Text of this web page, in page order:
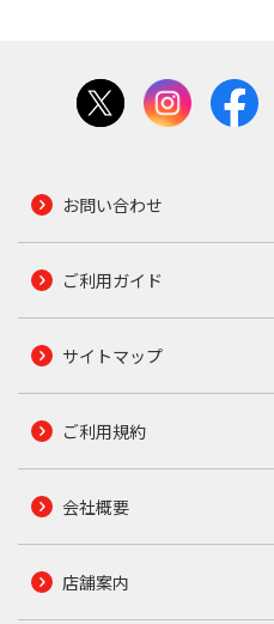
お問い合わせ
ご利用ガイド
サイトマップ
ご利用規約
会社概要
店舗案内